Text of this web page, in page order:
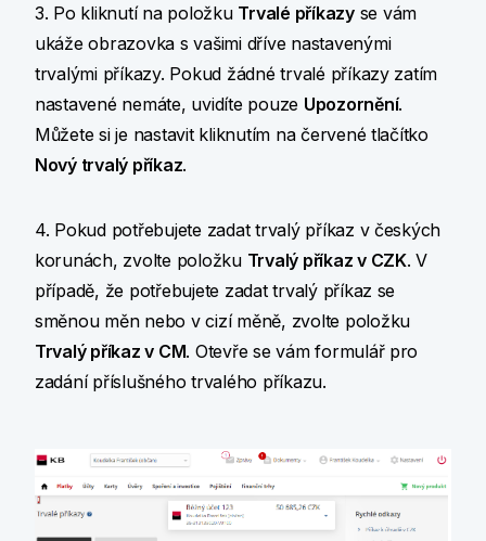
3. Po kliknutí na položku Trvalé příkazyse vám
ukáže obrazovka s vašimi dříve nastavenými
trvalými příkazy. Pokud žádné trvalé příkazy zatím
nastavené nemáte, uvidíte pouze Upozornění.
Můžete si je nastavit kliknutím na červené tlačítko
Nový trvalý příkaz.
4. Pokud potřebujete zadat trvalý příkaz v českých
korunách, zvolte položku Trvalý příkaz v CZK. V
případě, že potřebujete zadat trvalý příkaz se
směnou měn nebo v cizí měně, zvolte položku
Trvalý příkaz v CM. Otevře se vám formulář pro
zadání příslušného trvalého příkazu.